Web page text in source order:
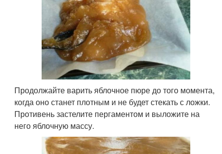
Продолжайте варить яблочное пюре до того момента,
когда оно станет плотным и не будет стекать с ложки.
Противень застелите пергаментом и выложите на
него яблочную массу.